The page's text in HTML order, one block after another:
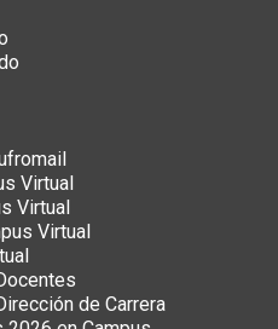
Virtual
Virtual
Virtual
de Carrera